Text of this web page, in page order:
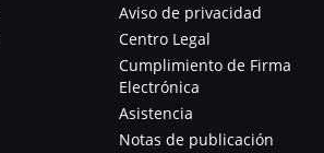
Aviso de privacidad
Centro Legal
Cumplimiento de Firma
Electrónica
Asistencia
Notas de publicación